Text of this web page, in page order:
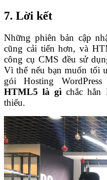
7. Lời kết
Những phiên bản cập
cũng cải tiến hơn, và
công cụ CMS đều sử
Vì thế nếu bạn muốn tối
gói Hosting
HTML5 là gì chắc hẳn
thiếu.